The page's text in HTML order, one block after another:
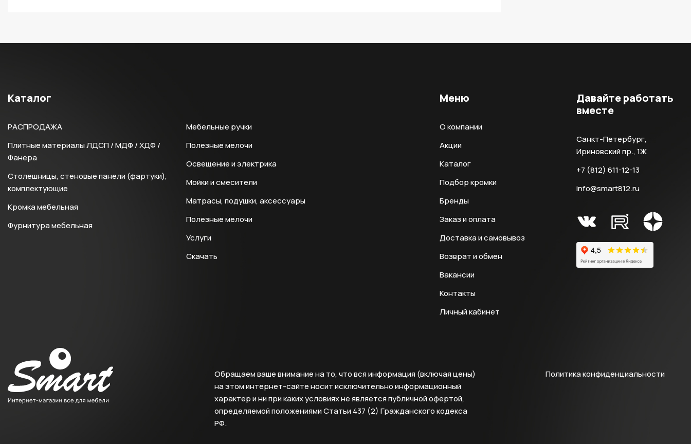
Каталог
РАСПРОДАЖА
Плитные материалы ЛДСП / МДФ / ХДФ /
Фанера
Столешницы, стеновые панели (фартуки),
комплектующие
Кромка мебельная
Фурнитура мебельная
Мебельные ручки
Полезные мелочи
Освещение и электрика
Мойки и смесители
Матрасы, подушки, аксессуары
Полезные мелочи
Услуги
Скачать
Меню
О компании
Акции
Каталог
Подбор кромки
Бренды
Заказ и оплата
Доставка и самовывоз
Возврат и обмен
Вакансии
Контакты
Личный кабинет
Давайте работать
вместе
Санкт-Петербург,
Ириновский пр., 1Ж
+7 (812) 611-12-13
info@smart812.ru
Политика конфиденциальности
Обращаем ваше внимание на то, что вся информация (включая цены)
на этом интернет-сайте носит исключительно информационный
характер и ни при каких условиях не является публичной офертой,
определяемой положениями Статьи 437 (2) Гражданского кодекса
РФ.